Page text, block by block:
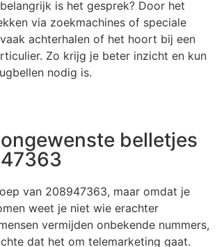
is het gesprek? Door het
via zoekmachines of speciale
achterhalen of het hoort bij een
Zo krijg je beter inzicht en kun
nodig is.
belletjes
van 208947363, maar omdat je
weet je niet wie erachter
vermijden onbekende nummers,
dat het om telemarketing gaat.